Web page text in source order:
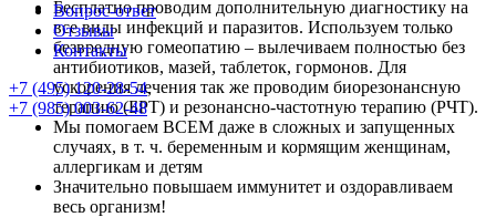
Вопрос-ответ
Отзывы
Контакты
+7 (495) 120-28-54,
+7 (985) 003-62-48
Бесплатно проводим дополнительную диагностику на
все виды инфекций и паразитов. Используем только
безвредную гомеопатию – вылечиваем полностью без
антибиотиков, мазей, таблеток, гормонов. Для
ускорения лечения так же проводим биорезонансную
терапию (БРТ) и резонансно-частотную терапию (РЧТ).
Мы помогаем ВСЕМ даже в сложных и запущенных
случаях, в т. ч. беременным и кормящим женщинам,
аллергикам и детям
Значительно повышаем иммунитет и оздоравливаем
весь организм!